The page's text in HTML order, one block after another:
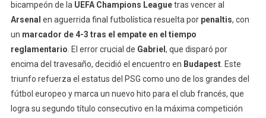
bicampeón de la UEFA Champions Leaguetras vencer al
Arsenal en aguerrida final futbolística resuelta por penaltis, con
un marcador de 4-3 tras el empate en el tiempo
reglamentario. El error crucial de Gabriel , que disparó por
encima del travesaño, decidió el encuentro en Budapest. Este
triunfo refuerza el estatus del PSG como uno de los grandes del
fútbol europeo y marca un nuevo hito para el club francés, que
logra su segundo título consecutivo en la máxima competición